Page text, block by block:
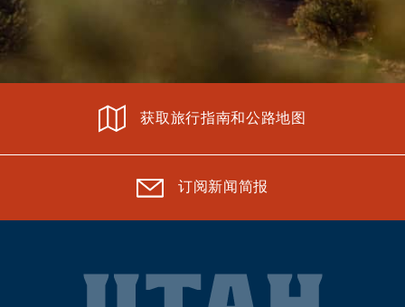
获取旅行指南和公路地图
订阅新闻简报